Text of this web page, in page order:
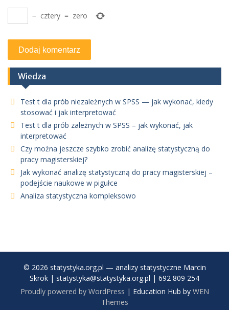
− cztery = zero
Wiedza
Test t dla prób niezależnych w SPSS — jak wykonać, kiedy
stosować i jak interpretować
Test t dla prób zależnych w SPSS – jak wykonać, jak
interpretować
Czy można jeszcze szybko zrobić analizę statystyczną do
pracy magisterskiej?
Jak wykonać analizę statystyczną do pracy magisterskiej –
podejście naukowe w pigułce
Analiza statystyczna kompleksowo
© 2026 statystyka.org.pl — analizy statystyczne Marcin
Skrok | statystyka@statystyka.org.pl | 692 809 254
Proudly powered by WordPress | Education Hub by WEN
Themes